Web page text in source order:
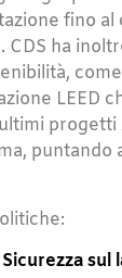
fino
CDS ha
LEED
progetti
puntando
sul